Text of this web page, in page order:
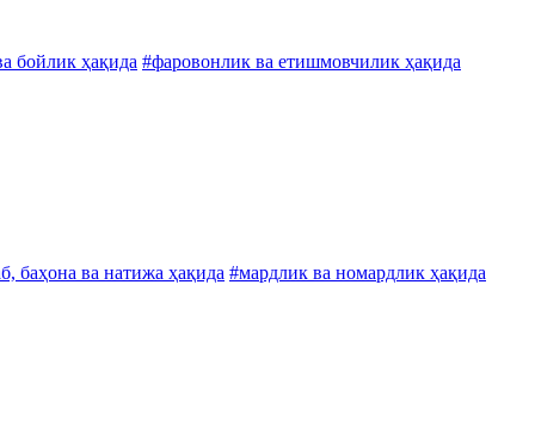
бойлик ҳақида #фаровонлик ва етишмовчилик ҳақида
баҳона ва натижа ҳақида #мардлик ва номардлик ҳақида